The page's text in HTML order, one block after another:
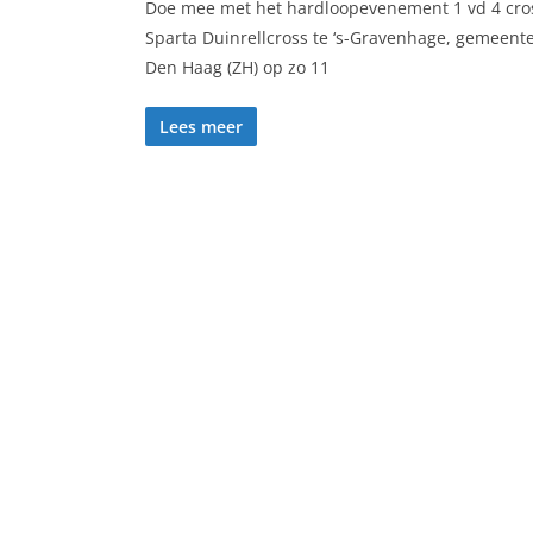
Doe mee met het hardloopevenement 1 vd 4
Sparta Duinrellcross te ‘s-Gravenhage,
Den Haag (ZH) op zo 11
Lees meer